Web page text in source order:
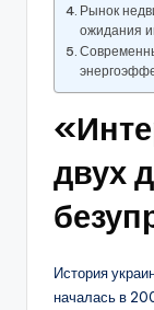
Рынок
ожидания
двух
История
началась в